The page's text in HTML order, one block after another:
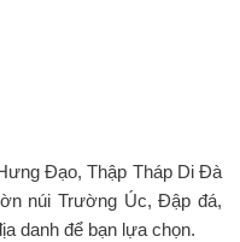
Đạo, Thập Tháp Di Đà
núi Trường Úc, Đập đá,
danh để bạn lựa chọn.